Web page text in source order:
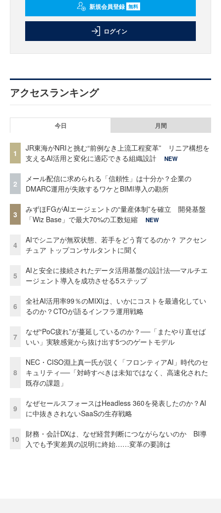
新規会員登録 無料
ログイン
アクセスランキング
今日 月間
1
JR東海がNRIと挑む“前例なき上流工程変革” リニア構想を
支えるAI活用と変化に適応できる組織設計
NEW
2
メール配信に求められる「信頼性」は十分か？企業の
DMARC運用が失敗するワケとBIMI導入の勘所
3
みずほFGがAIエージェントの“量産体制”を確立 開発基盤
「Wiz Base」で最大70%の工数短縮
NEW
4
AIでシニアが無双状態、若手をどう育てるのか？ アクセン
チュア トップコンサルタントに聞く
5
AIと安全に接続されたデータ活用基盤の設計法──マルチエ
ージェント導入を成功させる5ステップ
6
全社AI活用率99％のMIXIは、いかにコストを最適化してい
るのか？CTOが語るインフラ運用戦略
7
なぜ“PoC疲れ”が蔓延しているのか？──「またやり直せば
いい」実験感覚から抜け出す5つのゲートモデル
8
NEC・CISO淵上真一氏が説く「フロンティアAI」時代のセ
キュリティ──「対峙すべきは未知ではなく、高速化された
既存の課題」
9
なぜセールスフォースはHeadless 360を発表したのか？AI
に中抜きされないSaaSの生存戦略
10
財務・会計DXは、なぜ経営判断につながらないのか BI導
入でも予実差異の説明に終始……変革の要諦は